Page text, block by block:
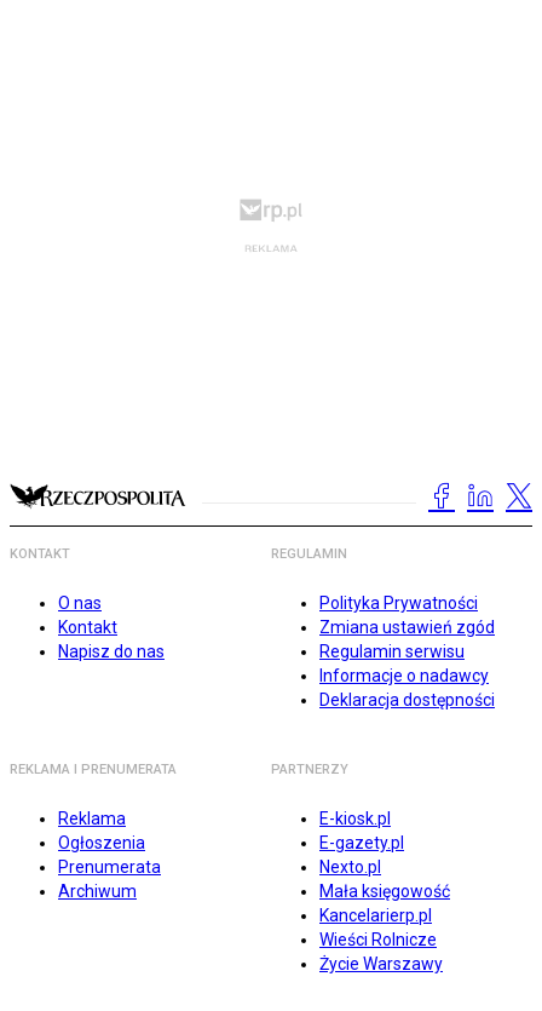
KONTAKT
O nas
Kontakt
Napisz do nas
REGULAMIN
Polityka Prywatności
Zmiana ustawień zgód
Regulamin serwisu
Informacje o nadawcy
Deklaracja dostępności
REKLAMA I PRENUMERATA
Reklama
Ogłoszenia
Prenumerata
Archiwum
PARTNERZY
E-kiosk.pl
E-gazety.pl
Nexto.pl
Mała księgowość
Kancelarierp.pl
Wieści Rolnicze
Życie Warszawy